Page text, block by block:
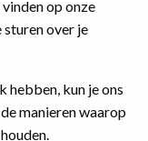
op onze
sturen over je
hebben, kun je ons
manieren waarop